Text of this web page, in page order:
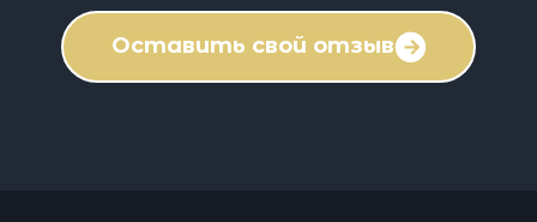
Оставить свой отзыв